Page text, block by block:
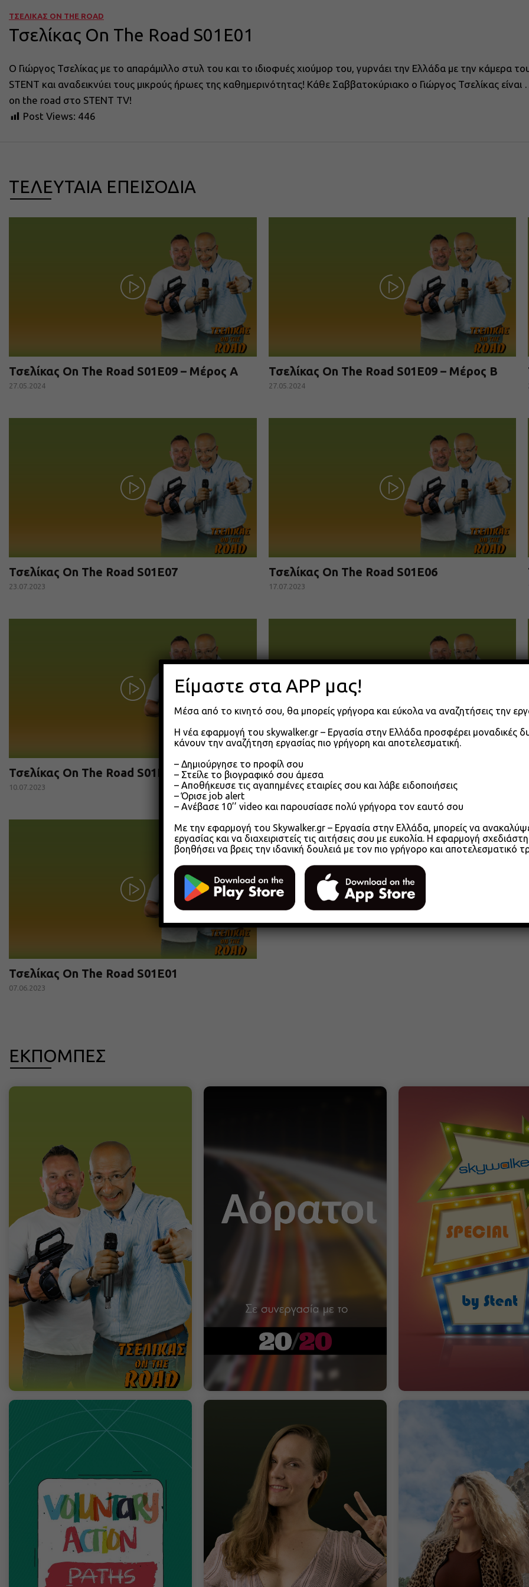
ΤΣΕΛΙΚΑΣ ON THE ROAD
Τσελίκας On The Road S01E01
Ο Γιώργος Τσελίκας με το απαράμιλλο στυλ του και το ιδιοφυές χιούμορ του, γυρνάει την Ελλάδα με την κάμερα
STENT και αναδεικνύει τους μικρούς ήρωες της καθημερινότητας! Κάθε Σαββατοκύριακο ο Γιώργος Τσελίκας είναι
on the road στο STENT TV!
Post Views: 446
ΤΕΛΕΥΤΑΙΑ ΕΠΕΙΣΟΔΙΑ
Τσελίκας On The Road S01E09 – Μέρος Α
27.05.2024
Τσελίκας On The Road S01E09 – Μέρος Β
27.05.2024
Τσελίκας On The Road S01E07
23.07.2023
Τσελίκας On The Road S01E06
17.07.2023
Τσελίκας On The Road S01E04
10.07.2023
Τσελίκας On The Road S01E03
10.07.2023
Τσελίκας On The Road S01E01
07.06.2023
ΕΚΠΟΜΠΕΣ
Είμαστε στα APP μας!
Μέσα από το κινητό σου, θα μπορείς γρήγορα και εύκολα να αναζητήσεις την
Η νέα εφαρμογή του skywalker.gr – Εργασία στην Ελλάδα προσφέρει μοναδικές
κάνουν την αναζήτηση εργασίας πιο γρήγορη και αποτελεσματική.
– Δημιούργησε το προφίλ σου
– Στείλε το βιογραφικό σου άμεσα
– Αποθήκευσε τις αγαπημένες εταιρίες σου και λάβε ειδοποιήσεις
– Όρισε job alert
– Ανέβασε 10’’ video και παρουσίασε πολύ γρήγορα τον εαυτό σου
Με την εφαρμογή του Skywalker.gr – Εργασία στην Ελλάδα, μπορείς να
εργασίας και να διαχειριστείς τις αιτήσεις σου με ευκολία. Η εφαρμογή
βοηθήσει να βρεις την ιδανική δουλειά με τον πιο γρήγορο και αποτελεσματικό